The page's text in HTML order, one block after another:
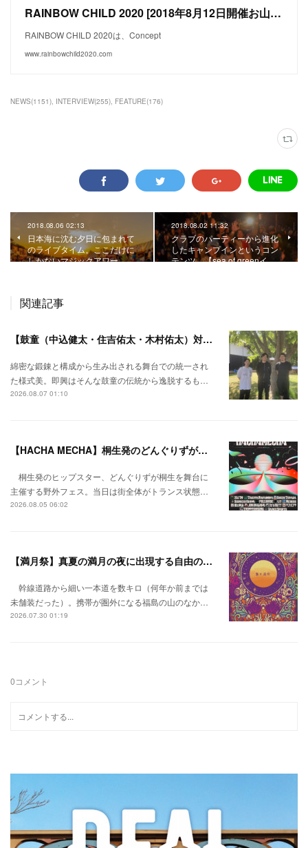
RAINBOW CHILD 2020 [2018年8月12日開催お山の野外フェス in 岐阜県八百津町] – 3世代で楽しめる!! お山の野外フェスティバル
RAINBOW CHILD 2020は、Concept
www.rainbowchild2020.com
NEWS(1151) INTERVIEW(255) FEATURE(176)
2018.08.06 02:13
日本海に沈む夕日に包まれて
のライブタイム。ここだけに
しかないマジックアワー。…
2018.08.02 11:32
クラブのパーティーから進化
したキャンプインというコン
テンツ。【sea of greenイ…
関連記事
【鼓童（中込健太・住吉佑太・木村佑太）対談】即興で得られる新たな感覚。
綿密な鍛錬と構成から生み出される舞台での統一され
た様式美。即興はそんな鼓童の伝統から逸脱するも…
2026.08.07 01:10
【HACHA MECHA】桐生発のどんぐりずが桐生をハチャメチャに彩る。
桐生発のヒップスター、どんぐりずが桐生を舞台に
主催する野外フェス。当日は街全体がトランス状態…
2026.08.05 06:02
【満月祭】真夏の満月の夜に出現する自由の桃源郷。
幹線道路から細い一本道を数キロ（何年か前までは
未舗装だった）。携帯が圏外になる福島の山のなか…
2026.07.30 01:19
0コメント